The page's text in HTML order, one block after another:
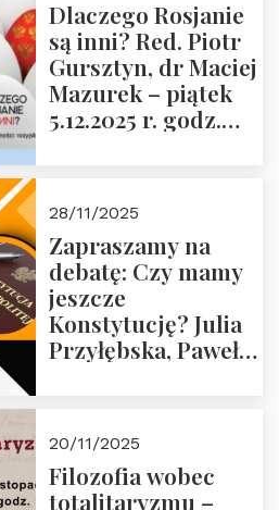
Muzeum Żołnierzy
Wyklętych i
Więźniów
Politycznych PRL o
godz. 16:00 – 19
Dlaczego Rosjanie
są inni? Red. Piotr
Gursztyn, dr Maciej
Mazurek – piątek
5.12.2025 r. godz.
28/11/2025
Zapraszamy na
debatę: Czy mamy
jeszcze
Konstytucję? Julia
Przyłębska, Paweł
Przemysław
Sobolewski – 4
20/11/2025
Filozofia wobec
totalitaryzmu –